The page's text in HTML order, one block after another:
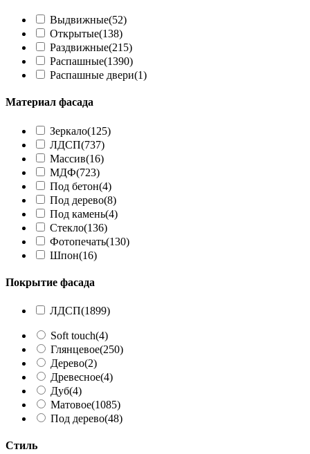
Выдвижные(52)
Открытые(138)
Раздвижные(215)
Распашные(1390)
Распашные двери(1)
Материал фасада
Зеркало(125)
ЛДСП(737)
Массив(16)
МДФ(723)
Под бетон(4)
Под дерево(8)
Под камень(4)
Стекло(136)
Фотопечать(130)
Шпон(16)
Покрытие фасада
ЛДСП(1899)
Soft touch(4)
Глянцевое(250)
Дерево(2)
Древесное(4)
Дуб(4)
Матовое(1085)
Под дерево(48)
Стиль